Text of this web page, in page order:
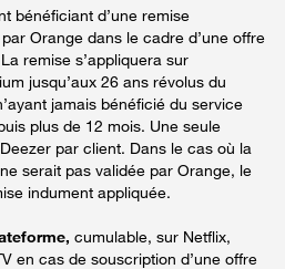
bénéficiant d’une remise
Orange dans le cadre d’une offre
remise s’appliquera sur
jusqu’aux 26 ans révolus du
jamais bénéficié du service
plus de 12 mois. Une seule
par client. Dans le cas où la
serait pas validée par Orange, le
indument appliquée.
cumulable, sur Netflix,
en cas de souscription d’une offre